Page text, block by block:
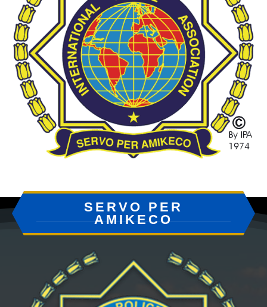
SERVO PER
AMIKECO